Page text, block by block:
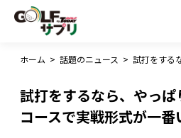
ホーム > 話題のニュース >
試打をするなら、やっ
コースで実戦形式が一番